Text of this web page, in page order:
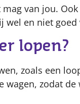
van jou.
wel en niet goed
lopen?
zoals een
wagen, zodat